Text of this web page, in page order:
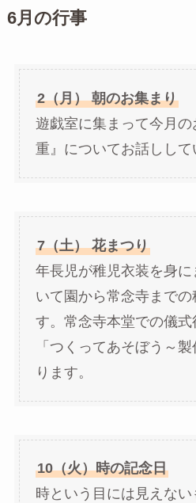
6月の行事
2（月） 朝のお集まり
遊戯室に集まって今月
重』についてお話しして
7（土） 花まつり
年長児が稚児衣装を身
いて園から常念寺までの
す。常念寺本堂での儀
「つくってあそぼう～
ります。
10（火）時の記念日
時という目には見えな